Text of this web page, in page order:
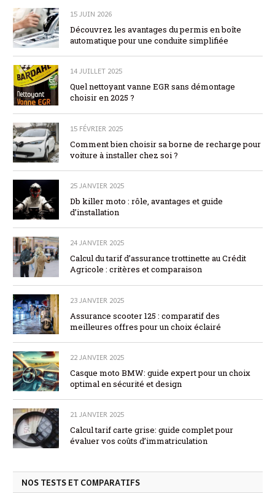
15 JUIN 2026
Découvrez les avantages du permis en boîte
automatique pour une conduite simplifiée
14 JUILLET 2025
Quel nettoyant vanne EGR sans démontage
choisir en 2025 ?
15 FÉVRIER 2025
Comment bien choisir sa borne de recharge pour
voiture à installer chez soi ?
25 JANVIER 2025
Db killer moto : rôle, avantages et guide
d’installation
24 JANVIER 2025
Calcul du tarif d’assurance trottinette au Crédit
Agricole : critères et comparaison
23 JANVIER 2025
Assurance scooter 125 : comparatif des
meilleures offres pour un choix éclairé
22 JANVIER 2025
Casque moto BMW: guide expert pour un choix
optimal en sécurité et design
21 JANVIER 2025
Calcul tarif carte grise: guide complet pour
évaluer vos coûts d’immatriculation
NOS TESTS ET COMPARATIFS